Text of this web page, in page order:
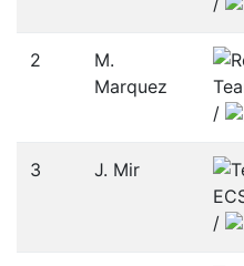
2
M.
Marquez
/­
3 J. Mir
/­